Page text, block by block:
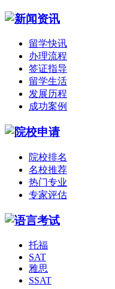
留学快讯
办理流程
签证指导
留学生活
发展历程
成功案例
院校排名
名校推荐
热门专业
专家评估
托福
SAT
雅思
SSAT